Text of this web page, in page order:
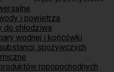
i powietrza
do chłodziwa
wodnej i końcówki
spożywczych
ropopochodnych